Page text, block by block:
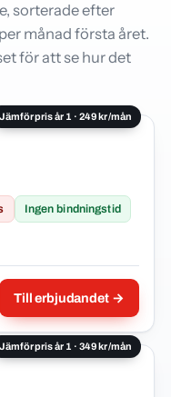
sorterade efter
månad första året.
för att se hur det
Jämförpris år 1 · 249 kr/mån
Ingen bindningstid
Till erbjudandet →
Jämförpris år 1 · 349 kr/mån